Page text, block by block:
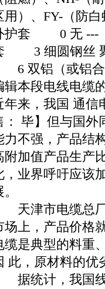
用）、FY-（防
护套 0 无 ---
3 细圆钢丝
双铝（或铝
辑本段电线电缆
年来，我国 通信
： 毕】但与国外
力不强，产品结
附加值产品生产
，业界呼吁应该
津市电缆总厂*
场上，产品价格
缆是典型的料重
此，原材料的优
统计，我国线